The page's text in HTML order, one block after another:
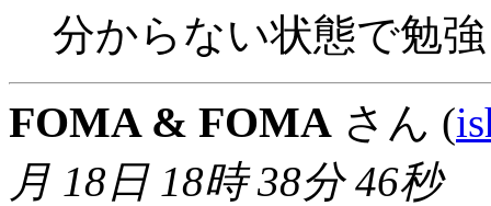
分からない状態で勉
FOMA & FOMA さん (
月 18日 18時 38分 46秒